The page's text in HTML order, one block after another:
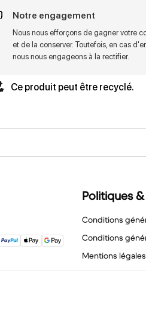
Notre engagement
Nous nous efforçons de gagner votre
et de la conserver. Toutefois, en cas
nous nous engageons à la rectifier.
Ce produit peut être recyclé.
Politiques
Conditions
Conditions
Mentions légales